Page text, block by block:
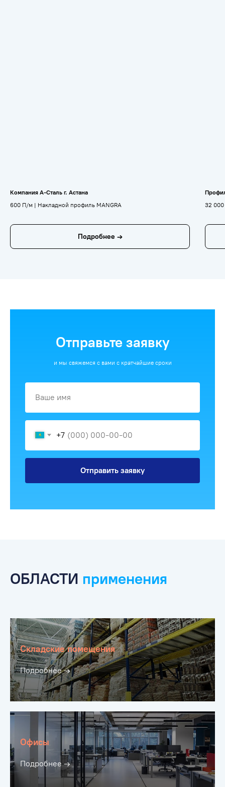
Компания А-Сталь г. Астана
600 П/м | Накладной профиль MANGRA
Подробнее →
32
Отправьте заявку
и мы свяжемся с вами с кратчайшие сроки
+7
Отправить заявку
ОБЛАСТИ применения
Складские помещения
Подробнее →
Офисы
Подробнее →